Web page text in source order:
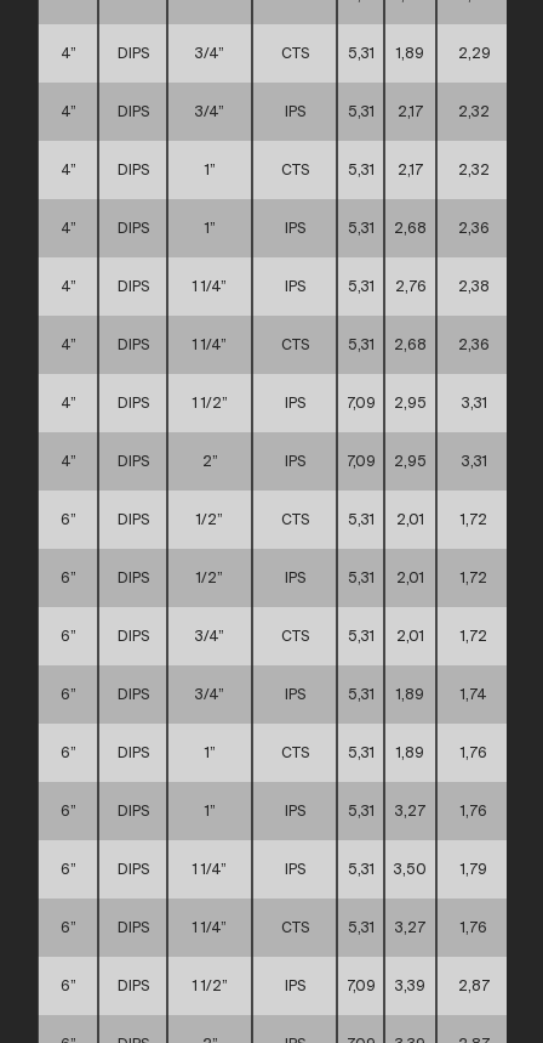
4” DIPS 3/4” CTS 5,31 1,89 2,29
4” DIPS 3/4” IPS 5,31 2,17 2,32
4” DIPS 1” CTS 5,31 2,17 2,32
4” DIPS 1” IPS 5,31 2,68 2,36
4” DIPS 1 1/4” IPS 5,31 2,76 2,38
4” DIPS 1 1/4” CTS 5,31 2,68 2,36
4” DIPS 1 1/2” IPS 7,09 2,95 3,31
4” DIPS 2” IPS 7,09 2,95 3,31
6” DIPS 1/2” CTS 5,31 2,01 1,72
6” DIPS 1/2” IPS 5,31 2,01 1,72
6” DIPS 3/4” CTS 5,31 2,01 1,72
6” DIPS 3/4” IPS 5,31 1,89 1,74
6” DIPS 1” CTS 5,31 1,89 1,76
6” DIPS 1” IPS 5,31 3,27 1,76
6” DIPS 1 1/4” IPS 5,31 3,50 1,79
6” DIPS 1 1/4” CTS 5,31 3,27 1,76
6” DIPS 1 1/2” IPS 7,09 3,39 2,87